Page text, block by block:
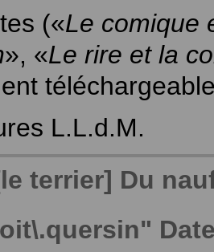
(«Le comique
», «Le rire et la
L.L.d.M.
terrier] Du